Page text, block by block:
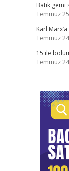
Batık
Temmuz
Karl
Temmuz
15 ile
Temmuz